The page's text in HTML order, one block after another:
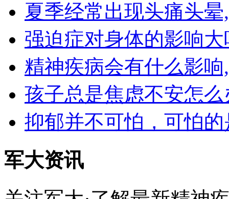
夏季经常出现头痛头
强迫症对身体的影响
精神疾病会有什么影
孩子总是焦虑不安怎
抑郁并不可怕，可怕
军大资讯